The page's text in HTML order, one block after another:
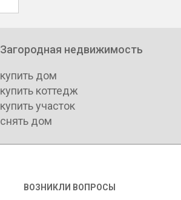
Загородная недвижимость
купить дом
купить коттедж
купить участок
снять дом
ВОЗНИКЛИ ВОПРОСЫ